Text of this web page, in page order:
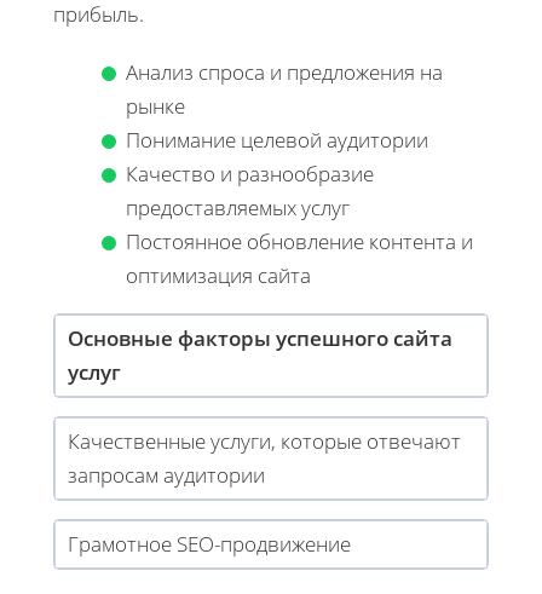
прибыль.
Анализ спроса и предложения на
рынке
Понимание целевой аудитории
Качество и разнообразие
предоставляемых услуг
Постоянное обновление контента и
оптимизация сайта
Основные факторы успешного сайта
услуг
Качественные услуги, которые отвечают
запросам аудитории
Грамотное SEO-продвижение